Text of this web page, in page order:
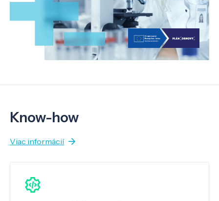
Know-how
Viac informácií